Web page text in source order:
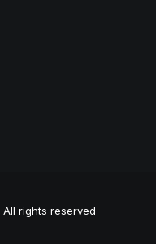
All rights reserved